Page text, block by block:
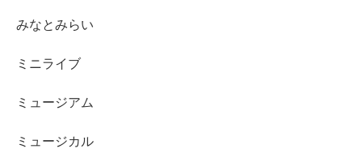
みなとみらい
ミニライブ
ミュージアム
ミュージカル